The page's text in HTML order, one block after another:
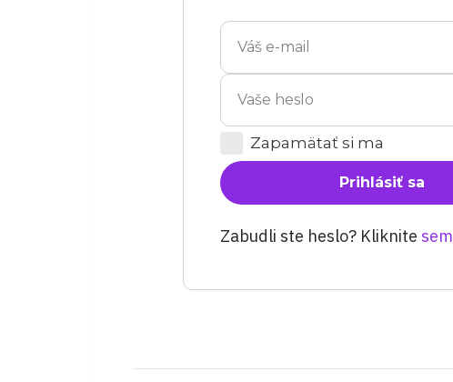
Zapamätať si ma
Prihlásiť sa
Zabudli ste heslo? Kliknite sem